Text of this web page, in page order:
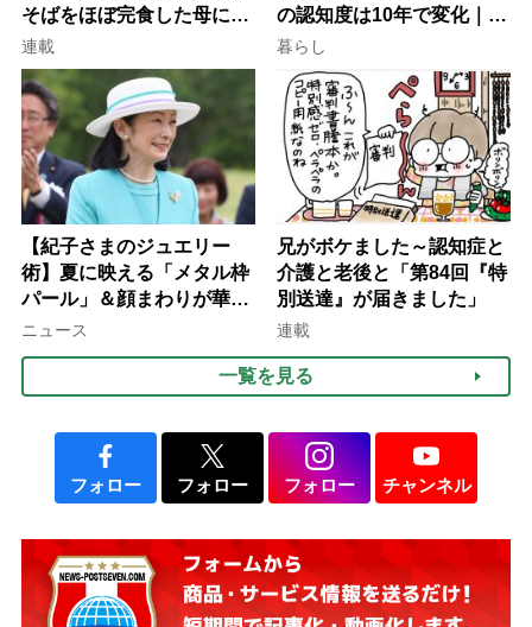
そばをほぼ完食した母に息
子が血の気が引いた理由
連載
の認知度は10年で変化｜流
行語大賞にノミネート、法
律にも明記されたが果たし
て現在は？
暮らし
【紀子さまのジュエリー
術】夏に映える「メタル枠
パール」＆顔まわりが華や
ぐ「揺れる一粒」の使い分
ニュース
兄がボケました～認知症と
介護と老後と「第84回『特
別送達』が届きました」
連載
一覧を見る
フォロー フォロー フォロー チャンネル